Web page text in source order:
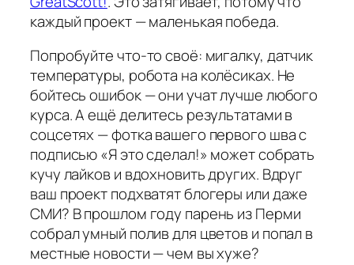
каждый проект — маленькая победа.
Попробуйте что-то своё: мигалку, датчик
температуры, робота на колёсиках. Не
бойтесь ошибок — они учат лучше любого
курса. А ещё делитесь результатами в
соцсетях — фотка вашего первого шва с
подписью «Я это сделал!» может собрать
кучу лайков и вдохновить других. Вдруг
ваш проект подхватят блогеры или даже
СМИ? В прошлом году парень из Перми
собрал умный полив для цветов и попал в
местные новости — чем вы хуже?